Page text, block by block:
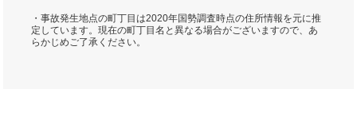
・事故発生地点の町丁目は2020年国勢調査時点の住所情報を元に推
定しています。現在の町丁目名と異なる場合がございますので、あ
らかじめご了承ください。